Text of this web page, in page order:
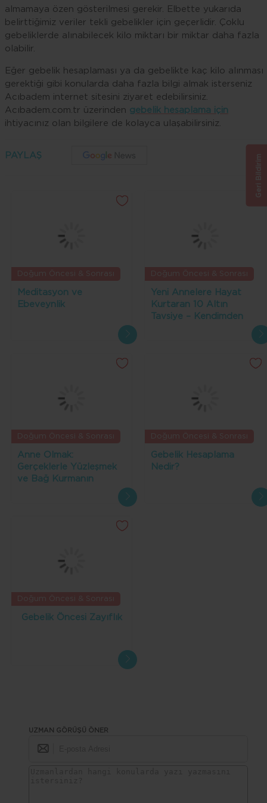
almamaya özen gösterilmesi gerekir. Elbette yukarıda
belirttiğimiz veriler tekli gebelikler için geçerlidir. Çoklu
gebeliklerde alınabilecek kilo miktarı bir miktar daha fazla
olabilir.
Eğer gebelik hesaplaması ya da gebelikte kaç kilo alınması
gerektiği gibi konularda daha fazla bilgi almak isterseniz
Acıbadem internet sitesini ziyaret edebilirsiniz.
Acıbadem.com.tr üzerinden gebelik hesaplama için
ihtiyacınız olan bilgilere de kolayca ulaşabilirsiniz.
PAYLAŞ
Meditasyon ve
Ebeveynlik
Yeni Annelere Hayat
Kurtaran 10 Altın
Tavsiye – Kendimden
Anne Olmak:
Gerçeklerle Yüzleşmek
ve Bağ Kurmanın
Gebelik Hesaplama
Nedir?
Gebelik Öncesi Zayıflık
UZMAN GÖRÜŞÜ ÖNER